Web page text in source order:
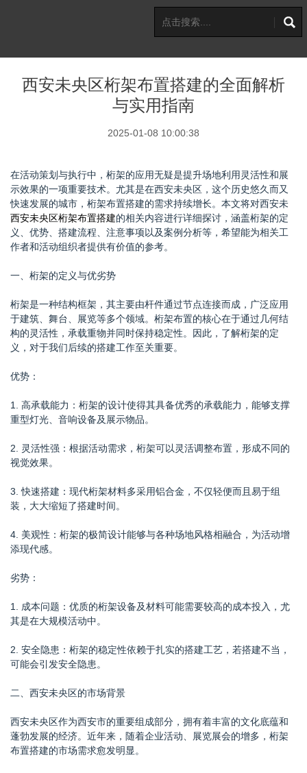
西安未央区桁架布置搭建的全面解析
与实用指南
2025-01-08 10:00:38
在活动策划与执行中，桁架的应用无疑是提升场地利用灵活性和展
示效果的一项重要技术。尤其是在西安未央区，这个历史悠久而又
快速发展的城市，桁架布置搭建的需求持续增长。本文将对西安未
西安未央区桁架布置搭建的相关内容进行详细探讨，涵盖桁架的定
义、优势、搭建流程、注意事项以及案例分析等，希望能为相关工
作者和活动组织者提供有价值的参考。
一、桁架的定义与优劣势
桁架是一种结构框架，其主要由杆件通过节点连接而成，广泛应用
于建筑、舞台、展览等多个领域。桁架布置的核心在于通过几何结
构的灵活性，承载重物并同时保持稳定性。因此，了解桁架的定
义，对于我们后续的搭建工作至关重要。
优势：
1. 高承载能力：桁架的设计使得其具备优秀的承载能力，能够支撑
重型灯光、音响设备及展示物品。
2. 灵活性强：根据活动需求，桁架可以灵活调整布置，形成不同的
视觉效果。
3. 快速搭建：现代桁架材料多采用铝合金，不仅轻便而且易于组
装，大大缩短了搭建时间。
4. 美观性：桁架的极简设计能够与各种场地风格相融合，为活动增
添现代感。
劣势：
1. 成本问题：优质的桁架设备及材料可能需要较高的成本投入，尤
其是在大规模活动中。
2. 安全隐患：桁架的稳定性依赖于扎实的搭建工艺，若搭建不当，
可能会引发安全隐患。
二、西安未央区的市场背景
西安未央区作为西安市的重要组成部分，拥有着丰富的文化底蕴和
蓬勃发展的经济。近年来，随着企业活动、展览展会的增多，桁架
布置搭建的市场需求愈发明显。